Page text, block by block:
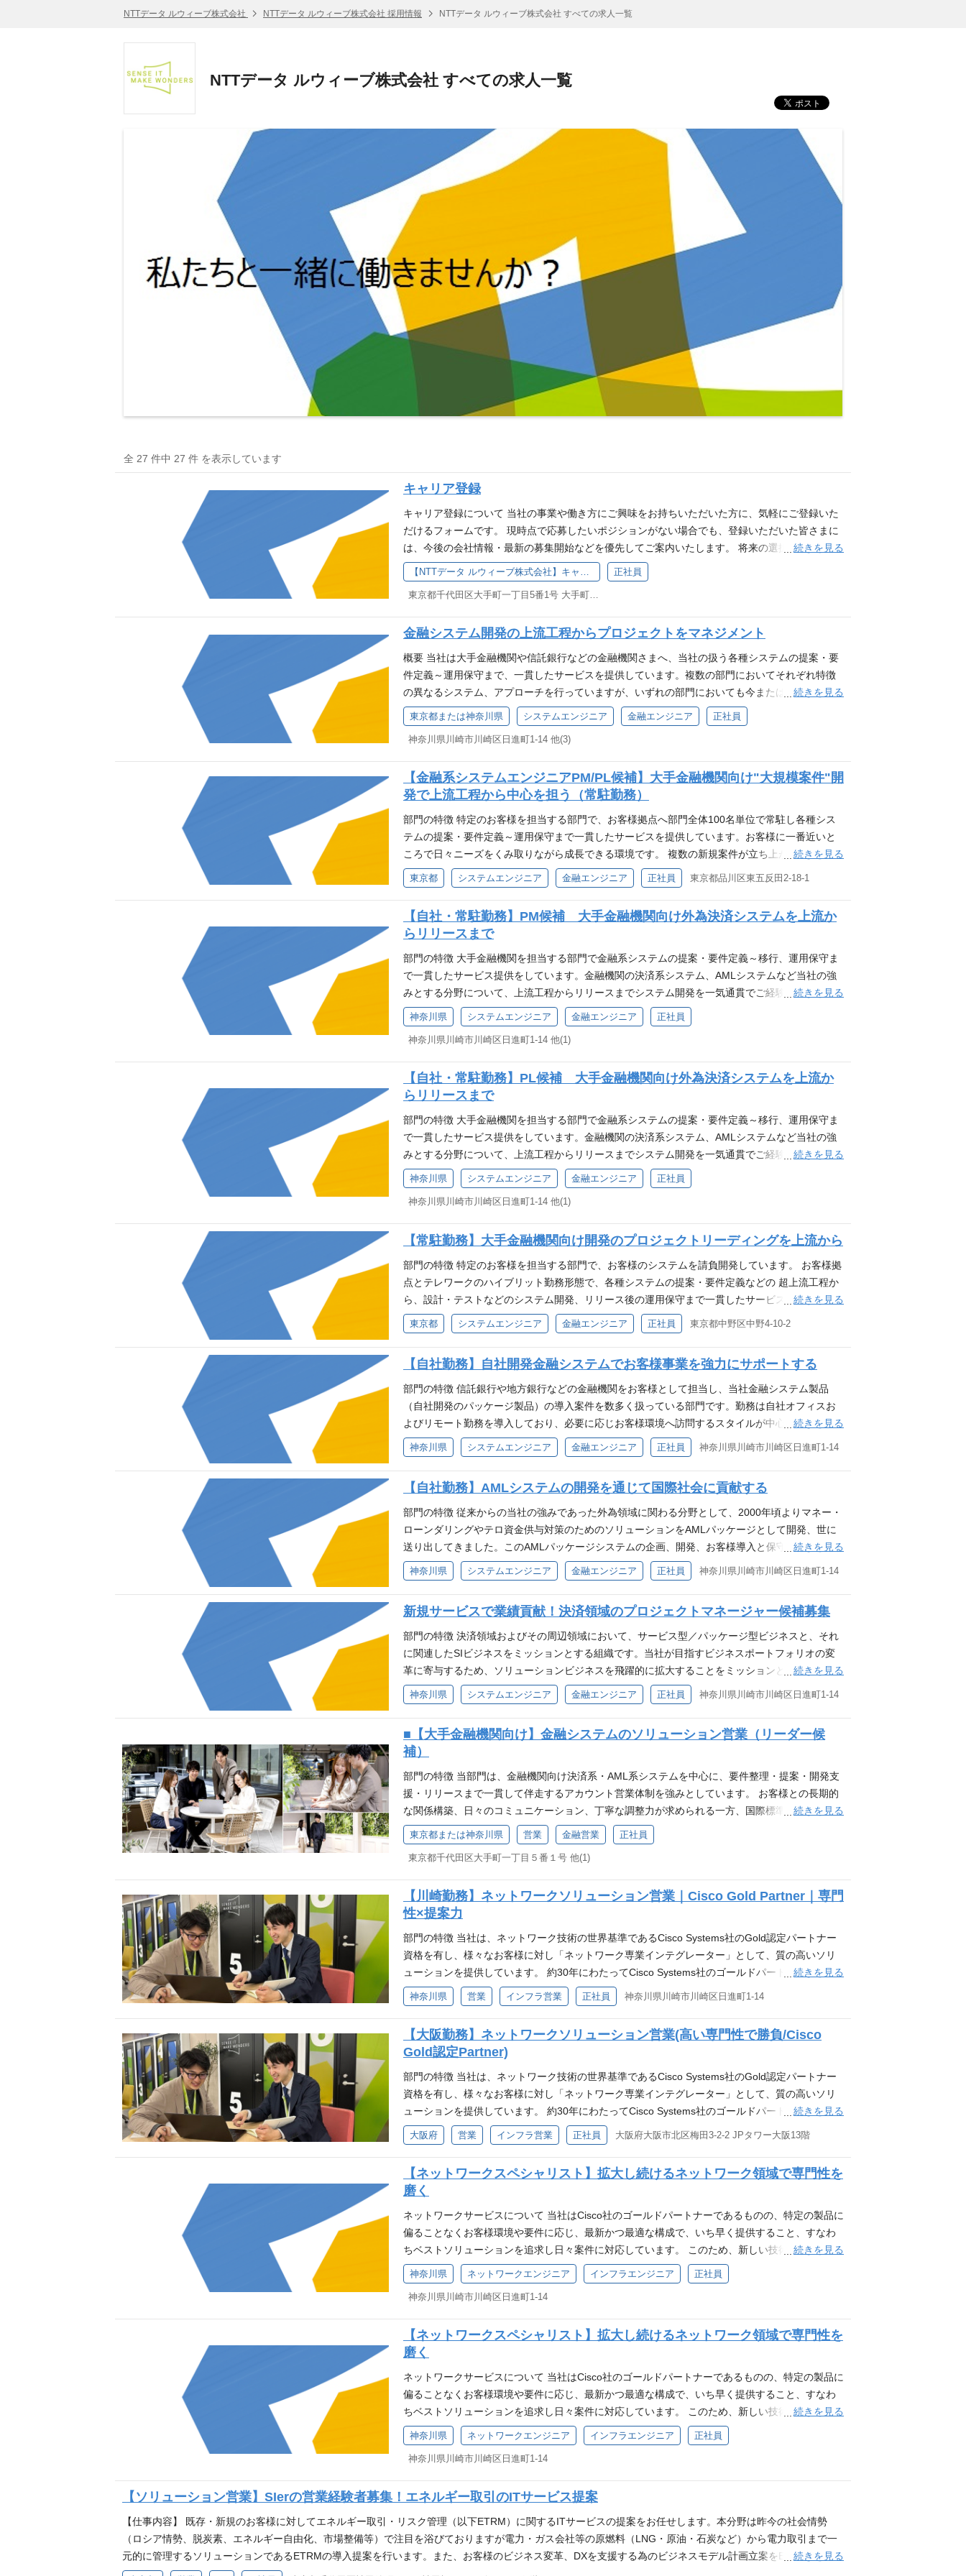
NTTデータ ルウィーブ株式会社 NTTデータ ルウィーブ株式会社 採用情報 NTTデータ ルウィーブ株式会社 すべての求人一覧
NTTデータ ルウィーブ株式会社 すべての求人一覧
全 27 件中 27 件 を表示しています
キャリア登録
キャリア登録について 当社の事業や働き方にご興味をお持ちいただいた方に、気軽にご登録いた
だけるフォームです。 現時点で応募したいポジションがない場合でも、登録いただいた皆さまに
は、今後の会社情報・最新の募集開始などを優先してご案内いたします。 将来の選択肢として情
報を持っておきたい方も、ご自由にご登録ください。 登録はこちら ▼こちらをクリックいただく
と登録フォームに遷移します https://app.crm.i-myrefer.jp/entry/nttdata-luweave/F9IakwIDET5lXT
6MMX9V こんな方におすすめ ・自分のスキルや経験を活かせるポジションを知りたい方 ・すぐ
に転職する予定はないが、将来的に転職を検討されている方 ・キャリアプランを考える上で、情
報収集をされたい方 ・希望する職種が現在募集されていないが、今後の募集開始時に案内を受け
たい方 ・NTTデータルウィーブに興味がある方 ご登録後の流れ ご登録いただきました内容をも
とに次のご案内をさせていただきますが、 下記いずれかのご対応をさせていただきます。 ［情報
配信］ 求人情報に加え、最新情報や各種イベントなど、当社の理解にお役立ていただけそうな情
談を実施させていただきます。 事業内容や働き方、社風などご興味に合わせて幅広くご説明させ
ていただきます。 またご希望やキャリアビジョンなどをお伺いし、 マッチしそうなポジションが
用したオンラインでの実施となります。 ［求人紹介］ 履歴書・職務経歴書を登録フォームに添付
いただき、 ご経験・スキルからマッチするポジションがあればご紹介させていただきます。 注意
ご登録時点において、ご紹介できる求人情報がない場合もございます。 また、本選考へ応募いた
だいた際には通常の選考フローに沿って、まずは書類選考から開始となります。 以上2点につい
て、予めご了承いただきますようお願い申し上げます。
続きを見る
正社員
金融システム開発の上流工程からプロジェクトをマネジメント
概要 当社は大手金融機関や信託銀行などの金融機関さまへ、当社の扱う各種システムの提案・要
件定義～運用保守まで、一貫したサービスを提供しています。複数の部門においてそれぞれ特徴
の異なるシステム、アプローチを行っていますが、いずれの部門においても今または将来的にプ
ロジェクトマネジメントを担当いただける方を募集しています。 ●プロジェクトリーダー/マネー
ジャーのベースの役割 ・メンバーやビジネスパートナーの作業・スケジュール管理 ・メンバーや
ビジネスパートナーの教育 ・プロジェクトのコスト管理 ・お客様との交渉 現在当社で募集中の
ポジション詳細は、別途それぞれの求人票をご覧ください。 募集ポジション 現在以下の各ポジシ
ョンにてご活躍いただける方を募集しています。 【常駐勤務】大手金融機関向け"大規模案件"開
発で上流工程から中心を担う ◇お客様拠点で大規模案件に関わり、案件各フェーズを通し
てリーディング 【自社勤務】自社開発金融システムでお客様事業を強力にサポートする
◇決済系システムの提案、開発/導入、保守、プロジェクト推進を担当 【自社・常駐勤務】PM
候補 大手金融機関向け外為決済システムを上流からリリースまで ◇大手金融機関向け自
流からリリースまで ◇大手金融機関向け自社外為システム PL候補 【常駐勤務】大手金
融機関向け開発のプロジェクトリーディングを上流から ◇大手金融機関向け開発案件 PM
候補 各ポジションの応募条件や給与などは各求人ページにてご確認ください。 当社でご活躍い
ただける方のご応募をお待ちしております。 選考のご案内 書類選考 ↓ 一次面接＋WEB適性検査
（20分程度） ↓ 最終面接 ※一次面接前に任意で人事面談（会社や部署の特徴の説明、選考におけ
る質疑応答等）を実施可能です。ご希望の場合はお問合せください。 キャリア登録 当社の事業や
働き方にご興味をお持ちいただいた方に、気軽にご登録いただけるフォームです。 現時点で応募
始などを優先してご案内いたします。 将来の選択肢として情報を持っておきたい方も、ご自由に
ご登録ください。 こんな方におすすめ ・自分のスキルや経験を活かせるポジションを知りたい方
で、情報収集をされたい方 ・希望する職種が現在募集されていないが、今後の募集開始時に案内
を受けたい方 ・NTTデータルウィーブに興味がある方 ▼キャリア登録フォーム https://app.crm.i-
続きを見る
東京都または神奈川県 システムエンジニア 金融エンジニア 正社員
神奈川県川崎市川崎区日進町1-14 他(3)
【金融系システムエンジニアPM/PL候補】大手金融機関向け"大規模案件"開
発で上流工程から中心を担う（常駐勤務）
部門の特徴 特定のお客様を担当する部門で、お客様拠点へ部門全体100名単位で常駐し各種シス
テムの提案・要件定義～運用保守まで一貫したサービスを提供しています。お客様に一番近いと
ころで日々ニーズをくみ取りながら成長できる環境です。 複数の新規案件が立ち上がることか
ら、これらの案件を進めていくうえで中核となり上流工程からリーディング・マネジメントを行
うポジションへチャレンジいただける方を求めています。 なお、常駐形態であるため勤務時間や
のテレワーク率は50％となっており、多様な働き方を推奨しています。 担当業務や開発等の時期
により変動することがあります。詳細は選考の中でお問い合わせください。 ポジション概要 担当
の大手金融機関（大手金融機関）さまへ、当社の扱う各種システムの提案・要件定義～運用保守
までの一貫したプロジェクトマネジメントをご担当いただきます。新規案件の中核を担うリーダ
ー/マネージャー候補として、具体的には以下をお任せします。 ・プロジェクトの計画/推進、も
しくはそのサポート作業 ・プロジェクトのタスク管理、進捗管理 ・お客様とのコミュニケーショ
ン(報告/説明/交渉 等) お客様に一番近い環境であることから、提案や上流工程において特に重要
となるお客様対応・調整力が求められ、ゆくゆくはお客様との交渉や折衝を推進していくポジシ
ョンとなります。 メンバーやビジネスパートナーさんを率いてお客様対応を行うため、開発対象
の構造やシステム全体の中での役割（OS/MWと開発対象モジュール・コンポーネントの相関な
ど）を見渡せる力が求められ/身につきます。 これまでのシステム開発経験を生かしてご活躍いた
だくのはもちろんのこと、先頭に立ちチームを率いる積極性やコミュニケーション能力をお持ち
の方のご応募をお待ちしています。 応募条件（必須） ・金融システム開発のご経験※をお持ちで
あること ※3年以上、設計～移行までのいずれかのフェーズのご経験 ・開発プロジェクトにお
ェクト関係者とのコミュニケーションのご経験をお持ちであること 応募条件（歓迎） ・プロジェ
クトマネジメント経験をお持ちの方 ・説明、報告、調整などお客様とのインターフェース役のご
案内 書類選考 ↓ 一次面接＋WEB適性検査（20分程度） ↓ 最終面接 ※一次面接前に任意で人事面
談（会社や部署の特徴の説明、選考における質疑応答等）を実施可能です。ご希望の場合はお問
合せください。 キャリア登録 当社の事業や働き方にご興味をお持ちいただいた方に、気軽にご登
録いただけるフォームです。 現時点で応募したいポジションがない場合でも、登録いただいた皆
さまには、今後の会社情報・最新の募集開始などを優先してご案内いたします。 将来の選択肢と
して情報を持っておきたい方も、ご自由にご登録ください。 こんな方におすすめ ・自分のスキル
や経験を活かせるポジションを知りたい方 ・すぐに転職する予定はないが、将来的に転職を検討
されていないが、今後の募集開始時に案内を受けたい方 ・NTTデータルウィーブに興味がある方
▼キャリア登録フォーム https://app.crm.i-myrefer.jp/entry/nttdata-luweave/F9IakwIDET5lXT6MM
X9V
続きを見る
東京都 システムエンジニア 金融エンジニア 正社員 東京都品川区東五反田2-18-1
【自社・常駐勤務】PM候補 大手金融機関向け外為決済システムを上流か
らリリースまで
部門の特徴 大手金融機関を担当する部門で金融系システムの提案・要件定義～移行、運用保守ま
で一貫したサービス提供をしています。金融機関の決済系システム、AMLシステムなど当社の強
みとする分野について、上流工程からリリースまでシステム開発を一気通貫でご経験、実践でき
る環境です。 お客様とのコミュケーション力、対応・調整力が求められるポジションですが、金
融インフラを支えているという責任感、達成感も感じられ、やりがいのある仕事です。 当部門は
プロパー、パートナー合わせて約160人で構成されています。 勤務は自社内で開発・保守を行う
ケースと、お客様先で常駐開発・保守を行う、2つのケースがあり、自社内はアットホームな雰囲
気で皆さん活動しています。 常駐先についてはお客様と良好な関係を構築しプロジェクトを推進
しています。 当部門のテレワーク率は60％となっており、多様な働き方を推奨しています。 担当
業務や開発等の時期により変動することがあります。詳細は選考の中でお問い合わせください。
ポジション概要 新規案件や既存案件のプロジェクトマネージャ（次期プロジェクトマネージャ候
補の方も可） 自らが中心となり、プロパーメンバーやビジネスパートナーさんを率いてプロジェ
ーション能力をお持ちの方のご応募をお待ちしています。 ・案件全体のプロジェクト管理、推進
・ステークホルダーとのコミュニケーション、交渉など 応募条件（必須） ・アプリケーション開
する作業推進経験をお持ちであること（設計～移行までの作業推進経験） ・プロジェクト管理手
法（スケジュール管理、課題管理等）に精通されていること ・リーダーシップ／推進力をお持ち
であること ・お客様やプロジェクト関係者に対して、円滑なコミュニケーションを取れること 応
募条件（歓迎） ・基盤系や運用系の開発工程経験（設計/構築/検証など）をお持ちの方 ・技術情
報等について英語での読解が可能な方 選考のご案内 書類選考 ↓ 一次面接＋WEB適性検査（20分
程度） ↓ 最終面接 ※一次面接前に任意で人事面談（会社や部署の特徴の説明、選考における質疑
にご興味をお持ちいただいた方に、気軽にご登録いただけるフォームです。 現時点で応募したい
ポジションがない場合でも、登録いただいた皆さまには、今後の会社情報・最新の募集開始など
を優先してご案内いたします。 将来の選択肢として情報を持っておきたい方も、ご自由にご登録
ください。 こんな方におすすめ ・自分のスキルや経験を活かせるポジションを知りたい方 ・す
ぐに転職する予定はないが、将来的に転職を検討されている方 ・キャリアプランを考える上で、
情報収集をされたい方 ・希望する職種が現在募集されていないが、今後の募集開始時に案内を受
けたい方 ・NTTデータルウィーブに興味がある方 ▼キャリア登録フォーム https://app.crm.i-myre
続きを見る
神奈川県 システムエンジニア 金融エンジニア 正社員
神奈川県川崎市川崎区日進町1-14 他(1)
【自社・常駐勤務】PL候補 大手金融機関向け外為決済システムを上流か
らリリースまで
部門の特徴 大手金融機関を担当する部門で金融系システムの提案・要件定義～移行、運用保守ま
で一貫したサービス提供をしています。金融機関の決済系システム、AMLシステムなど当社の強
みとする分野について、上流工程からリリースまでシステム開発を一気通貫でご経験、実践でき
る環境です。 お客様とのコミュケーション力、対応・調整力が求められるポジションですが、金
融インフラを支えているという責任感、達成感も感じられ、やりがいのある仕事です。 当部門は
プロパー、パートナー合わせて約160人で構成されています。 勤務は自社内で開発・保守を行う
ケースと、お客様先で常駐開発・保守を行う、2つのケースがあり、自社内はアットホームな雰囲
気で皆さん活動しています。 常駐先についてはお客様と良好な関係を構築しプロジェクトを推進
しています。 当部門のテレワーク率は60％となっており、多様な働き方を推奨しています。 担当
業務や開発等の時期により変動することがあります。詳細は選考の中でお問い合わせください。
ポジション概要 新規案件や既存案件のリーダー（リーダー候補の方も可） 自らが中心となり、プ
だくため、プロアクティブに動ける方、積極性やコミュニケーション能力をお持ちの方のご応募
ョン 応募条件（必須） ・アプリケーションの開発経験3年以上（設計～移行のいずれかのフェー
・お客様やプロジェクト関係者に対して、円滑なコミュニケーションを取れること 応募条件（歓
迎） ・基盤系や運用系の開発工程経験（設計/構築/検証など）をお持ちの方 ・技術情報等につい
て英語での読解が可能な方 選考のご案内 書類選考 ↓ 一次面接＋WEB適性検査（20分程度） ↓ 最
終面接 ※一次面接前に任意で人事面談（会社や部署の特徴の説明、選考における質疑応答等）を
お持ちいただいた方に、気軽にご登録いただけるフォームです。 現時点で応募したいポジション
ご案内いたします。 将来の選択肢として情報を持っておきたい方も、ご自由にご登録ください。
こんな方におすすめ ・自分のスキルや経験を活かせるポジションを知りたい方 ・すぐに転職する
予定はないが、将来的に転職を検討されている方 ・キャリアプランを考える上で、情報収集をさ
れたい方 ・希望する職種が現在募集されていないが、今後の募集開始時に案内を受けたい方 ・N
tdata-luweave/F9IakwIDET5lXT6MMX9V
続きを見る
神奈川県 システムエンジニア 金融エンジニア 正社員
神奈川県川崎市川崎区日進町1-14 他(1)
【常駐勤務】大手金融機関向け開発のプロジェクトリーディングを上流から
部門の特徴 特定のお客様を担当する部門で、お客様のシステムを請負開発しています。 お客様拠
点とテレワークのハイブリット勤務形態で、各種システムの提案・要件定義などの 超上流工程か
ら、設計・テストなどのシステム開発、リリース後の運用保守まで一貫したサービスを提供して
います。 お客様に一番近いところで日々ニーズをくみ取りながら成長できる環境です。 既存シス
テムの拡大や、複数の新規案件が立ち上げが見込まれる事から、これらの案件を進めていくうえ
で中核となり、上流工程からリーディング・マネジメントを行うポジションへチャレンジいただ
ける方を求めています。 ポジション概要 担当の大手金融機関（大手金融機関）さまに対し、当社
の扱う各種システムの開発～運用保守までの業務をご担当いただきます。 ご経験に応じて下記で
記載した業務に従事いただきます。 未経験部分についてはプロジェクトメンバでしっかりサポー
トしていきます。 ・要件定義、基本設計といった上流フェーズ ・結合テスト、総合テストといっ
た下流フェーズ ・運用フェーズで発生した、保守、改善対応 ・プロジェクトのタスクリーダ～プ
ロジェクトリーダ、PM 応募条件（必須） ・システム開発のご経験※をお持ちであること ※5
年以上のシステム開発経験（設計～移行までのいずれかのフェーズ） ・お客様やプロジェクト関
係者とのコミュニケーションのご経験をお持ちであること 応募条件（歓迎） ・開発に関するリー
ダ、マネージャ（PM）いずれかのご経験をお持ちの方 ・金融システム開発（特に決済系システ
ム、AML系システム、勘定系システム）のご経験をお持ちの方 ・Swift、日銀ネットに関する知識
の保有と関連システム開発のご経験をお持ちの方 ・要件定義、基本設計などの上流フェ―ズでの
次面接＋WEB適性検査（20分程度） ↓ 最終面接 ※一次面接前に任意で人事面談（会社や部署の特
徴の説明、選考における質疑応答等）を実施可能です。ご希望の場合はお問合せください。 キャ
リア登録 当社の事業や働き方にご興味をお持ちいただいた方に、気軽にご登録いただけるフォー
社情報・最新の募集開始などを優先してご案内いたします。 将来の選択肢として情報を持ってお
きたい方も、ご自由にご登録ください。 こんな方におすすめ ・自分のスキルや経験を活かせるポ
ジションを知りたい方 ・すぐに転職する予定はないが、将来的に転職を検討されている方 ・キャ
リアプランを考える上で、情報収集をされたい方 ・希望する職種が現在募集されていないが、今
ーム https://app.crm.i-myrefer.jp/entry/nttdata-luweave/F9IakwIDET5lXT6MMX9V
続きを見る
東京都 システムエンジニア 金融エンジニア 正社員 東京都中野区中野4-10-2
【自社勤務】自社開発金融システムでお客様事業を強力にサポートする
部門の特徴 信託銀行や地方銀行などの金融機関をお客様として担当し、当社金融システム製品
（自社開発のパッケージ製品）の導入案件を数多く扱っている部門です。勤務は自社オフィスお
よびリモート勤務を導入しており、必要に応じお客様環境へ訪問するスタイルが中心です。 ポジ
ション概要 当社は長年Swift/CLS関連のソリューションに取り組んできました。Swift Certified Sp
ecialist（Technical）も複数名所属し、お客様に高品質なシステムを納入し信頼を得てきました。
Swift/CLS分野は決済システムのため通常は大きな変更が起きない分野ですが、近年はISO20022
対応で大きな変化が起きています。ここ数年の変化は大きなチャンスをとらえています。この大
きな変化に対応し、お客様から更なる信頼を得られるよう一緒に働いていただける方を募集しま
す。 ・信託銀行、外資系金融機関等大手金融機関以外の大手金融機関に対し、主に決済系システ
ム(Swift/BOJ/CLS関連)の提案、開発/導入、保守 ・上記の特定の金融機関またはシステムを担当
し、プロジェクトの推進を行う 世界最大の金融メッセージングシステムの一つである、Swiftを利
用した送金システムの開発、導入をリーディング、マネージメントをご担当いただきます。 応募
条件（必須） ・金融系（銀行、証券、保険など）もしくは、他業界であれば大手企業もしくはそ
れに準ずる機関向けのシステム開発経験をお持ちであること ・上流工程（要件定義/設計/検査/導
入/保守）の開発経験をお持ちであること ・プリセールス、提案、営業支援、お客様折衝のご経験
をお持ちであること ・未経験分野の技術、業務習得に対して前向きに取り組め、また柔軟にご対
応できること 応募条件（歓迎） ・Unix系OSの操作経験をお持ちの方 ・Unix系OSの運用管理設
ORACLE/MQ/シェルスクリプト等の知識をお持ちの方 ・プロジェクトでのチームリーディングや
リーディングに準ずるご経験※をお持ちの方 ※スケジュール管理、タスク調整、開発メンバ管
理（1～5名程度）など ・金融システム開発経験をお持ちの方 ・金融業務、金融コンプライアンス
業務支援経験をお持ちの方 ・プロジェクトマネジメントの知見（PMPなど）をお持ちの方 ・英語
ム※に関わった開発経験、知見などをお持ちの方 ※決済系システム：Swift/CLSなどの海外決済
システム、マルチペイメントネットワーク/統合ATM/全銀/ANSER/CAFISなどの国内決済システム
選考のご案内 書類選考 ↓ 一次面接＋WEB適性検査（20分程度） ↓ 最終面接 ※一次面接前に任意
で人事面談（会社や部署の特徴の説明、選考における質疑応答等）を実施可能です。ご希望の場
合はお問合せください。 キャリア登録 当社の事業や働き方にご興味をお持ちいただいた方に、気
だいた皆さまには、今後の会社情報・最新の募集開始などを優先してご案内いたします。 将来の
選択肢として情報を持っておきたい方も、ご自由にご登録ください。 こんな方におすすめ ・自分
のスキルや経験を活かせるポジションを知りたい方 ・すぐに転職する予定はないが、将来的に転
職を検討されている方 ・キャリアプランを考える上で、情報収集をされたい方 ・希望する職種が
現在募集されていないが、今後の募集開始時に案内を受けたい方 ・NTTデータルウィーブに興味
がある方 ▼キャリア登録フォーム https://app.crm.i-myrefer.jp/entry/nttdata-luweave/F9IakwIDET
5lXT6MMX9V
続きを見る
神奈川県 システムエンジニア 金融エンジニア 正社員 神奈川県川崎市川崎区日進町1-14
【自社勤務】AMLシステムの開発を通じて国際社会に貢献する
部門の特徴 従来からの当社の強みであった外為領域に関わる分野として、2000年頃よりマネー・
ローンダリングやテロ資金供与対策のためのソリューションをAMLパッケージとして開発、世に
送り出してきました。このAMLパッケージシステムの企画、開発、お客様導入と保守までをワン
ストップで担当する部門です。 金融犯罪特にマネー・ローンダリングやテロ資金供与は世界的な
問題となっており世界全体で資金洗浄されている額は、世界GDPの約２～５％（１兆7,000億～４
兆2,000億ドル）にも及ぶとされています。 国際社会では、これまでもマネー・ローンダリング
を防止して摘発するための制度を工夫し発展させ、連携してこれに対抗し、日本も国際社会と歩
調を合わせて対策の強化を図ってきています。 当社では2000年頃よりマネー・ローンダリングや
テロ資金供与対策のためのソリューション（AMLパッケージソフト）を開発しており多くの国内
金融機関で利用いただいております。 このAMLパッケージソフトの企画、開発、お客様導入、保
守をリーディング、マネージメントしていただく人材を募集します。 ポジション概要 当部門の担
当領域を広くリーディング・マネジメントいただくポジションです。 ・メンバーやビジネスパー
トナーの作業・スケジュール管理 ・メンバーやビジネスパートナーの教育 ・プロジェクトのコス
ト管理 プロジェクトマネージャー・リーダとしてAMLシステムの開発・保守を行いながら、開発
案件以外にも当局（金融庁、財務省等）との情報交換やAML関連セミナーなどにも参加いただく
機会もあります。 国際社会や規制当局の対策や動向に合わせ当社システムをより効果的なものと
すべく、企画から一緒に推進していただける方のご応募をお待ちしています。 応募条件（必須）
・システム開発のご経験をお持ちであること ・メンバーと技術的な会話ができること 応募条件
（歓迎） ・Linux経験、Windowsサーバー経験、および各種OSSの知識をお持ちの方 ・プログラ
ムコーディング（Java、Shell等）のご経験をお持ちの方 ・システム設計（Webアプリケーショ
ン）のご経験、治験をお持ちの方 ・AMLのシステム開発経験、知見などをお持ちの方 ・銀行業界
経験をお持ちの方 選考のご案内 書類選考 ↓ 一次面接＋WEB適性検査（20分程度） ↓ 最終面接 ※
一次面接前に任意で人事面談（会社や部署の特徴の説明、選考における質疑応答等）を実施可能
ただいた方に、気軽にご登録いただけるフォームです。 現時点で応募したいポジションがない場
合でも、登録いただいた皆さまには、今後の会社情報・最新の募集開始などを優先してご案内い
たします。 将来の選択肢として情報を持っておきたい方も、ご自由にご登録ください。 こんな方
におすすめ ・自分のスキルや経験を活かせるポジションを知りたい方 ・すぐに転職する予定はな
・希望する職種が現在募集されていないが、今後の募集開始時に案内を受けたい方 ・NTTデータ
ルウィーブに興味がある方 ▼キャリア登録フォーム https://app.crm.i-myrefer.jp/entry/nttdata-luw
続きを見る
神奈川県 システムエンジニア 金融エンジニア 正社員 神奈川県川崎市川崎区日進町1-14
新規サービスで業績貢献！決済領域のプロジェクトマネージャー候補募集
部門の特徴 決済領域およびその周辺領域において、サービス型／パッケージ型ビジネスと、それ
に関連したSIビジネスをミッションとする組織です。当社が目指すビジネスポートフォリオの変
革に寄与するため、ソリューションビジネスを飛躍的に拡大することをミッションとした、まだ
新しい組織です。 金融機関とその金融機関を利用する企業／消費者向けに新たなソリューション
を企画・開発・拡販を行うことで、中長期でのビジネス伸長を狙っています。 昨年度は二つの新
しいサービスが、当社の業績貢献表彰を受賞しました。 ポジション概要 当部門の担当領域を広く
リーディング・マネジメントいただくポジションです。将来の管理職候補として、仕事をお任せ
します。 プロジェクトマネージャー・リーダとして決済システムの開発・保守を行っていただき
ます。 ・メンバーやビジネスパートナーの作業・スケジュール管理 ・メンバーやビジネスパート
ナーの教育 ・プロジェクトのコスト管理 部門からのメッセージ 2024年度、当社がオーナーとし
てサービス提供を行い、銀行にて外国送金事務を行う共同利用型サービス『外国送金事務支援サ
ービス（TAULUS）』／企業や銀行が保有する不規則な住所情報を生成AIを活用し構造化してお客
様へ提供する『住所構造化サービス』を開始しました。 これらをはじめとして、債権管理システ
ム等のサービスやその周辺のインテグレーションの企画、開発、顧客導入、保守をリーディン
グ、マネージメントしていただく人材を募集します。 応募条件（必須） ・システム開発のご経験
をお持ちであること ・メンバーと技術的な会話ができること 応募条件（歓迎） ・Linux経験、Wi
ndowsサーバー経験、および各種OSSの知識 ・プログラムコーディング（Java、Shell等）のご経
ちの方 ・銀行業界における開発経験を有をお持ちの方 ・システム開発において上流から下流まで
を含めたPL、又はPM経験をお持ちの方 選考のご案内 書類選考 ↓ 一次面接＋WEB適性検査（20分
程度） ↓ 最終面接 ※一次面接前に任意で人事面談（会社や部署の特徴の説明、選考における質疑
応答等）を実施可能です。ご希望の場合はお問合せください。 キャリア登録 当社の事業や働き方
ポジションがない場合でも、登録いただいた皆さまには、今後の会社情報・最新の募集開始など
を優先してご案内いたします。 将来の選択肢として情報を持っておきたい方も、ご自由にご登録
ぐに転職する予定はないが、将来的に転職を検討されている方 ・キャリアプランを考える上で、
情報収集をされたい方 ・希望する職種が現在募集されていないが、今後の募集開始時に案内を受
けたい方 ・NTTデータルウィーブに興味がある方 ▼キャリア登録フォーム https://app.crm.i-myre
fer.jp/entry/nttdata-luweave/F9IakwIDET5lXT6MMX9V
続きを見る
神奈川県 システムエンジニア 金融エンジニア 正社員 神奈川県川崎市川崎区日進町1-14
■【大手金融機関向け】金融システムのソリューション営業（リーダー候
補）
部門の特徴 当部門は、金融機関向け決済系・AML系システムを中心に、要件整理・提案・開発支
援・リリースまで一貫して伴走するアカウント営業体制を強みとしています。 お客様との長期的
な関係構築、日々のコミュニケーション、丁寧な調整力が求められる一方、国際標準（ISO）を踏
まえた決済インフラ高度化や業務効率化など、新たなテーマも増え続けています。 既存業務の安
定運用を大切にしながら、新しい領域にも主体的に取り組める方を歓迎します。 ポジション概要
金融機関向けのアカウント営業をご担当いただきます（リーダーからサブリーダークラスを想
定） 【主な業務内容】 既存アカウント（大手金融機関）向け営業活動 ・決済／AML領域の課
題ヒアリング ・改善提案、見積作成、案件管理 ・社内（開発・企画）との連携、プロジェク
トフォロー 国際標準（ISO）に基づく新規テーマの提案 ・決済インフラ高度化、業務プロセス
改善、データ活用など ・グループ会社や関連部署との協働による追加提案 営業戦略の立案・推
進 ・お客様課題の整理 ・提案資料、想定問答の作成 ・案件パイプライン管理 ※現場では
「丁寧なコミュニケーション」「期限管理」「主体性」が特に重視されています。 部署の紹介 当
談や情報共有が活発な環境です。 お客様の多くが大手金融機関で、長期的に伴走しながら関係を
築くスタイルが中心となります。 応募条件（必須） ・法人向けの営業経験を3年以上お持ちであ
ること ・ ITサービス／システム開発に関する基本的な知識を有していること ・社内外の関係者と
協力しながら調整・交渉を行い、課題解決に向けて合意形成を推進できる方 ・文書作成スキルを
お持ちの方（PowerPoint／Excel／Word） ・自発的に情報収集し、責任感を持って業務を遂行で
きる方 応募条件（歓迎） ・IT業界・SIerでの営業経験をお持ちの方 ・金融機関向けの折衝・案件
管理のご経験をお持ちの方 ・決済／AML領域・国際標準（ISO）に関する知見をお持ちの方 ・丁
選考フロー 書類選考 ↓ Web適性検査 + 1次面接 ↓ 最終面接 ↓ 内定 キャリア登録 当社の事業や働
き方にご興味をお持ちいただいた方に、気軽にご登録いただけるフォームです。 現時点で応募し
たいポジションがない場合でも、登録いただいた皆さまには、今後の会社情報・最新の募集開始
などを優先してご案内いたします。 将来の選択肢として情報を持っておきたい方も、ご自由にご
・すぐに転職する予定はないが、将来的に転職を検討されている方 ・キャリアプランを考える上
で、情報収集をされたい方 ・希望する職種が現在募集されていないが、今後の募集開始時に案内
を受けたい方 ・NTTデータルウィーブに興味がある方 ▼キャリア登録フォーム https://app.crm.i-
myrefer.jp/entry/nttdata-luweave/F9IakwIDET5lXT6MMX9V
続きを見る
東京都または神奈川県 営業 金融営業 正社員
東京都千代田区大手町一丁目５番１号 他(1)
【川崎勤務】ネットワークソリューション営業｜Cisco Gold Partner｜専門
性×提案力
部門の特徴 当社は、ネットワーク技術の世界基準であるCisco Systems社のGold認定パートナー
資格を有し、様々なお客様に対し「ネットワーク専業インテグレーター」として、質の高いソリ
ューションを提供しています。 約30年にわたってCisco Systems社のゴールドパートナーであり
続ける当社ですが、特定の製品に偏ることなくお客様要件に合わせた最新かつ最適なソリューシ
ョンを組み合わせ、いち早く提供することをモットーとしています。最新最適なソリューション
に提供しています。 当部門のテレワーク率は50％となっており、多様な働き方を推奨していま
す。 担当業務や開発等の時期により変動することがあります。詳細は選考の中でお問い合わせく
ださい。 ポジション概要 ITネットワーク関連サービスを軸とした、中大手企業様に対するソリュ
ーション営業を担っていただきます。 【仕事内容】 ・エンドユーザ企業様、またはパートナー企
業様に対し、Cisco製品を中心としたネットワークインテグレーションの営業活動 ・営業部門にお
けるチームマネジメント業務 （2-3名程度） ※リーダー以上 【特徴①：専門性の高い営業力】
当社ネットワークビジネスは、毎年伸長しており、引き続き成長させていきたい分野です。この
様現場部門の方との会話が可能なレベルで商談を進めています。 【特徴②：先進的な領域にも積
極的なチャレンジ】 旧来型のIT提案だけではなく、「ゼロトラスト」「クラウドPBX」「ネット
ワーククラウド」といった先進的な領域についても積極的な提案をしています。Cisco Japan Part
ner Award 2022にて「Business Resiliency Network (DNA, SD-WAN)」を受賞するなど、当社のチ
ャレンジ姿勢は社内外から高い評価を得ています。 応募条件（必須） ・Ciscoなど法人向けネッ
トワークソリューションの営業経験3年以上 ・営業部門におけるチーム運営、人材育成いずれか
のご経験 応募条件（ 歓迎） ・営業管理職の業務経験 ・新規エンドユーザ開拓、新規パートナー
開拓（直接販売／間接販売）の営業経験 ・国内ITサービス大手への営業経験（間接販売） ・サー
バインフラ分野におけるソリューションの営業経験 選考フロー 書類選考 ↓ Web適性検査+一次面
接 ↓ 最終面接 ↓ 内定 キャリア登録 当社の事業や働き方にご興味をお持ちいただいた方に、気軽に
ご登録いただけるフォームです。 現時点で応募したいポジションがない場合でも、登録いただい
肢として情報を持っておきたい方も、ご自由にご登録ください。 こんな方におすすめ ・自分のス
キルや経験を活かせるポジションを知りたい方 ・すぐに転職する予定はないが、将来的に転職を
検討されている方 ・キャリアプランを考える上で、情報収集をされたい方 ・希望する職種が現在
募集されていないが、今後の募集開始時に案内を受けたい方 ・NTTデータルウィーブに興味があ
る方 ▼キャリア登録フォーム https://app.crm.i-myrefer.jp/entry/nttdata-luweave/F9IakwIDET5lXT
続きを見る
神奈川県 営業 インフラ営業 正社員 神奈川県川崎市川崎区日進町1-14
【大阪勤務】ネットワークソリューション営業(高い専門性で勝負/Cisco
Gold認定Partner)
部門の特徴 当社は、ネットワーク技術の世界基準であるCisco Systems社のGold認定パートナー
資格を有し、様々なお客様に対し「ネットワーク専業インテグレーター」として、質の高いソリ
ューションを提供しています。 約30年にわたってCisco Systems社のゴールドパートナーであり
続ける当社ですが、特定の製品に偏ることなくお客様要件に合わせた最新かつ最適なソリューシ
ョンを組み合わせ、いち早く提供することをモットーとしています。最新最適なソリューション
提供しています。 当部門のテレワーク率は50％となっており、多様な働き方を推奨しています。
担当業務や開発等の時期により変動することがあります。詳細は選考の中でお問い合わせくださ
い。 ポジション概要 中大手企業様、パートナー企業様に対し、ネットワーク関連サービスを軸と
したソリューション営業を担っていただきます。 お持ちのIT業界営業経験に加えて、ネットワー
クインテグレーションへの興味と向学心、新たな領域への挑戦心をお持ちで、より専門性の高い
営業職を目指し一緒に活躍いただける方を募集しています。 【仕事内容】 ・エンドユーザ企業
様、またはパートナー企業様に対し、Cisco製品を中心としたネットワークインテグレーションの
営業活動 【特徴①：専門性の高い営業力】 当社ネットワークビジネスは、毎年伸長しており、引
き続き成長させていきたい分野です。このポジションでは、最新最適なソリューション提案のた
めにエンジニアに近い知識を習得し、お客様現場部門の方との会話が可能なレベルで商談を進め
ています。 【特徴②：先進的な領域にも積極的なチャレンジ】 旧来型のIT提案だけではなく、
「ゼロトラスト」「ネットワーククラウド」といった先進的な領域についても積極的な提案をし
ています。 応募条件（必須） ・法人向け営業としてIT業界経験3年以上 ・IT領域およびソリュー
ション営業に対する興味、熱意 応募条件（ 歓迎） ・新規エンドユーザ開拓、新規パートナー開
をはじめとしたネットワークソリューションの営業経験 ・サーバインフラ分野におけるソリュー
ションの営業経験 選考フロー 書類選考 ↓ Web適性検査+一次面接 ↓ 最終面接 ↓ 内定 キャリア登録
現時点で応募したいポジションがない場合でも、登録いただいた皆さまには、今後の会社情報・
も、ご自由にご登録ください。 こんな方におすすめ ・自分のスキルや経験を活かせるポジション
を知りたい方 ・すぐに転職する予定はないが、将来的に転職を検討されている方 ・キャリアプラ
ンを考える上で、情報収集をされたい方 ・希望する職種が現在募集されていないが、今後の募集
続きを見る
大阪府 営業 インフラ営業 正社員 大阪府大阪市北区梅田3-2-2 JPタワー大阪13階
【ネットワークスペシャリスト】拡大し続けるネットワーク領域で専門性を
磨く
ネットワークサービスについて 当社はCisco社のゴールドパートナーであるものの、特定の製品に
偏ることなくお客様環境や要件に応じ、最新かつ最適な構成で、いち早く提供すること、すなわ
ちベストソリューションを追求し日々案件に対応しています。 このため、新しい技術分野に対す
る技術研究・商品企画に常に取り組み、お客様への提供へつなげています。 さまざまな業種のお
客様に対して、設計・構築、運用・管理、保守、アウトソーシングまで一貫して提供する、そん
な当社の環境においてネットワーク領域のスペシャリストとしてご活躍いただける方のご応募を
お待ちしています。 ポジション概要 Cisco/F5/PaloAlto/Juniper等のNW製品による案件に対し、
ネットワークエンジニアとしてプリセールスから設計、構築、運用にいたるまで幅広く携わって
いただきます。 お持ちのご経験やスキルに応じて、お客様への提案からサービス提供までのフェ
ーズに関わっていただきネットワークスペシャリストとしての経験を積んでいただけます。 【仕
事のやりがい】 いくつかのお客様を担当し、ネットワークインフラの要件定義、設計・構築を実
施後、保守・運用担当への引継ぎまでを対応します。保守・運用フェーズに入っても設計担当と
だく事が可能です。 応募条件（必須） ・Cisco CCNA～CCNPレベル（初級～中級）の知識をお
持ちであること ・Cisco製品を中心としたネットワークの設計、構築経験をお持ちであること 応
いずれかの構築のご経験をお持ちの方 - F5等ロードバランサー - PaloAlto/Juniper等セキュリ
※TOEIC600点以上お持ちであればなお良し 選考のご案内 書類選考 ↓ 一次面接＋WEB適性検
査（20分程度） ↓ 最終面接 ※一次面接前に任意で人事面談（会社や部署の特徴の説明、選考にお
ける質疑応答等）を実施可能です。ご希望の場合はお問合せください。 キャリア登録 当社の事業
続きを見る
神奈川県 ネットワークエンジニア インフラエンジニア 正社員
神奈川県川崎市川崎区日進町1-14
【ネットワークスペシャリスト】拡大し続けるネットワーク領域で専門性を
磨く
ネットワークサービスについて 当社はCisco社のゴールドパートナーであるものの、特定の製品に
偏ることなくお客様環境や要件に応じ、最新かつ最適な構成で、いち早く提供すること、すなわ
ちベストソリューションを追求し日々案件に対応しています。 このため、新しい技術分野に対す
る技術研究・商品企画に常に取り組み、お客様への提供へつなげています。 さまざまな業種のお
客様に対して、設計・構築、運用・管理、保守、アウトソーシングまで一貫して提供する、そん
な当社の環境においてネットワーク領域のスペシャリストとしてご活躍いただける方のご応募を
お待ちしています。 ポジション概要 Cisco/F5/PaloAlto/Juniper等のNW製品による案件に対し、
ネットワークエンジニアとしてプリセールスから設計、構築、運用にいたるまで幅広く担当いた
だきます。 お持ちのご経験やスキルに応じて、収支の管理を含むプロジェクトマネジメント、お
よびコンサルティング的アプローチによるお客様へのプロアクティブな提案～サービス提供など
を、将来のマネージャー候補として担当いただきます。 【仕事のやりがい】 いくつかのお客様を
続きを見る
神奈川県 ネットワークエンジニア インフラエンジニア 正社員
神奈川県川崎市川崎区日進町1-14
【ソリューション営業】SIerの営業経験者募集！エネルギー取引のITサービス提案
【仕事内容】 既存・新規のお客様に対してエネルギー取引・リスク管理（以下ETRM）に関するITサービスの提案をお任せします。本分野は昨今の社会情勢
（ロシア情勢、脱炭素、エネルギー自由化、市場整備等）で注目を浴びておりますが電力・ガス会社等の原燃料（LNG・原油・石炭など）から電力取引まで一
元的に管理するソリューションであるETRMの導入提案を行います。また、お客様のビジネス変革、DXを支援する為のビジネスモデル計画立案をETRM導入・
運用ノウハウと数理統計技術を活用して提案を行います。※先行されているお客様より業務スキルを吸収し、国内トップクラスの実績と体制で営業業務をサポ
続きを見る